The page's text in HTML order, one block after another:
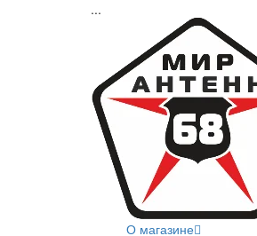
...
О магазине